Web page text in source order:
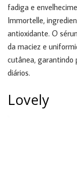
fadiga e
Immortelle,
antioxidante. O
da maciez e
cutânea, garantindo
diários.
Lovely